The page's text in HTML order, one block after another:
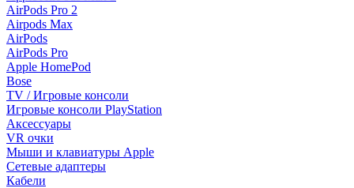
AirPods Pro 2
Airpods Max
AirPods
AirPods Pro
Apple HomePod
Bose
TV / Игровые консоли
Игровые консоли PlayStation
Аксессуары
VR очки
Мыши и клавиатуры Apple
Сетевые адаптеры
Кабели